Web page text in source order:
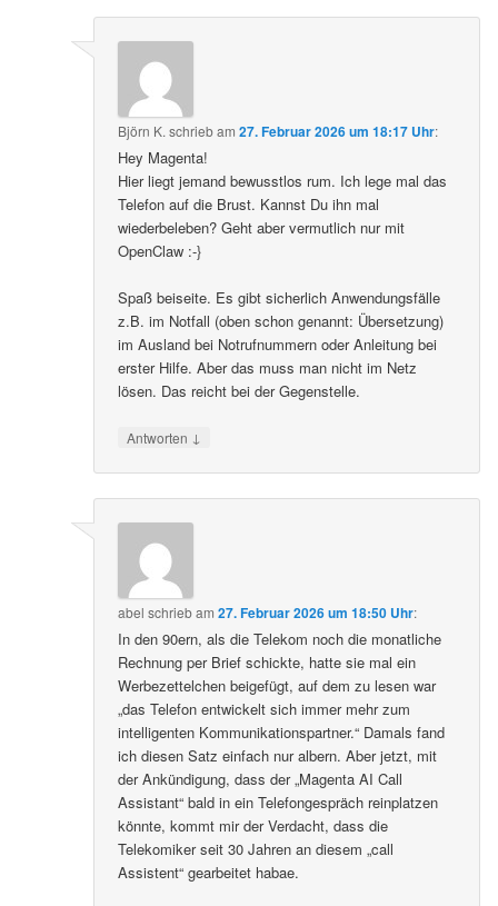
Björn K. schriebam27. Februar 2026 um 18:17 Uhr:
Hey Magenta!
Hier liegt jemand bewusstlos rum. Ich lege mal das
Telefon auf die Brust. Kannst Du ihn mal
wiederbeleben? Geht aber vermutlich nur mit
OpenClaw :-}
Spaß beiseite. Es gibt sicherlich Anwendungsfälle
z.B. im Notfall (oben schon genannt: Übersetzung)
im Ausland bei Notrufnummern oder Anleitung bei
erster Hilfe. Aber das muss man nicht im Netz
lösen. Das reicht bei der Gegenstelle.
Antworten ↓
abel schriebam27. Februar 2026 um 18:50 Uhr:
In den 90ern, als die Telekom noch die monatliche
Rechnung per Brief schickte, hatte sie mal ein
Werbezettelchen beigefügt, auf dem zu lesen war
„das Telefon entwickelt sich immer mehr zum
intelligenten Kommunikationspartner.“ Damals fand
ich diesen Satz einfach nur albern. Aber jetzt, mit
der Ankündigung, dass der „Magenta AI Call
Assistant“ bald in ein Telefongespräch reinplatzen
könnte, kommt mir der Verdacht, dass die
Telekomiker seit 30 Jahren an diesem „call
Assistent“ gearbeitet habae.